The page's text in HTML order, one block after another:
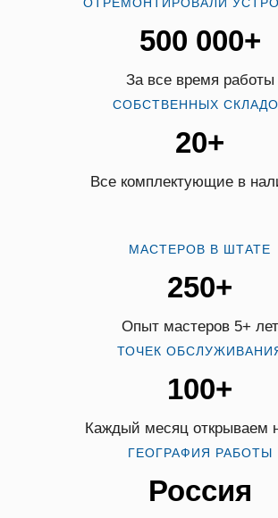
500 000+
За все время работы
СОБСТВЕННЫХ
20+
Все комплектующие в
МАСТЕРОВ В ШТАТЕ
250+
Опыт мастеров 5+ лет
ТОЧЕК
100+
Каждый месяц открываем
ГЕОГРАФИЯ РАБОТЫ
Россия